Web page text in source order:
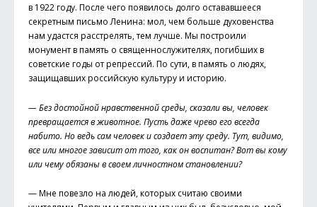
в 1922 году. После чего появилось долго остававшееся
секретным письмо Ленина: мол, чем больше духовенства
нам удастся расстрелять, тем лучше. Мы построили
монумент в память о священнослужителях, погибших в
советские годы от репрессий. По сути, в память о людях,
защищавших российскую культуру и историю.
— Без достойной нравственной среды, сказали вы, человек
превращается в животное. Пусть даже чрево его всегда
набито. Но ведь сам человек и создает эту среду. Тут, видимо,
все или многое зависит от того, как он воспитан? Вот вы кому
или чему обязаны в своем личностном становлении?
— Мне повезло на людей, которых считаю своими